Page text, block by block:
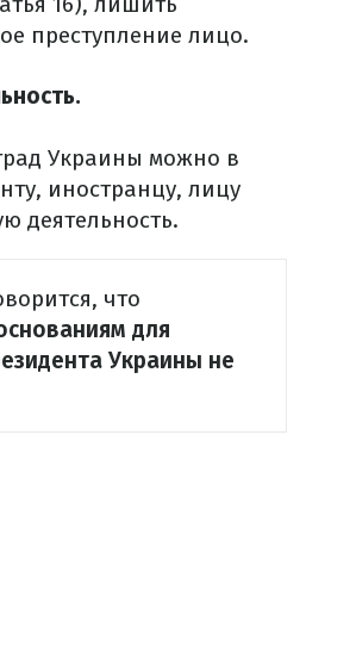
преступление лицо.
Украины можно в
иностранцу, лицу
деятельность.
что
для
Украины не